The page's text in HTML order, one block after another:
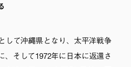
して沖縄県となり、太平洋戦争
、そして1972年に日本に返還さ